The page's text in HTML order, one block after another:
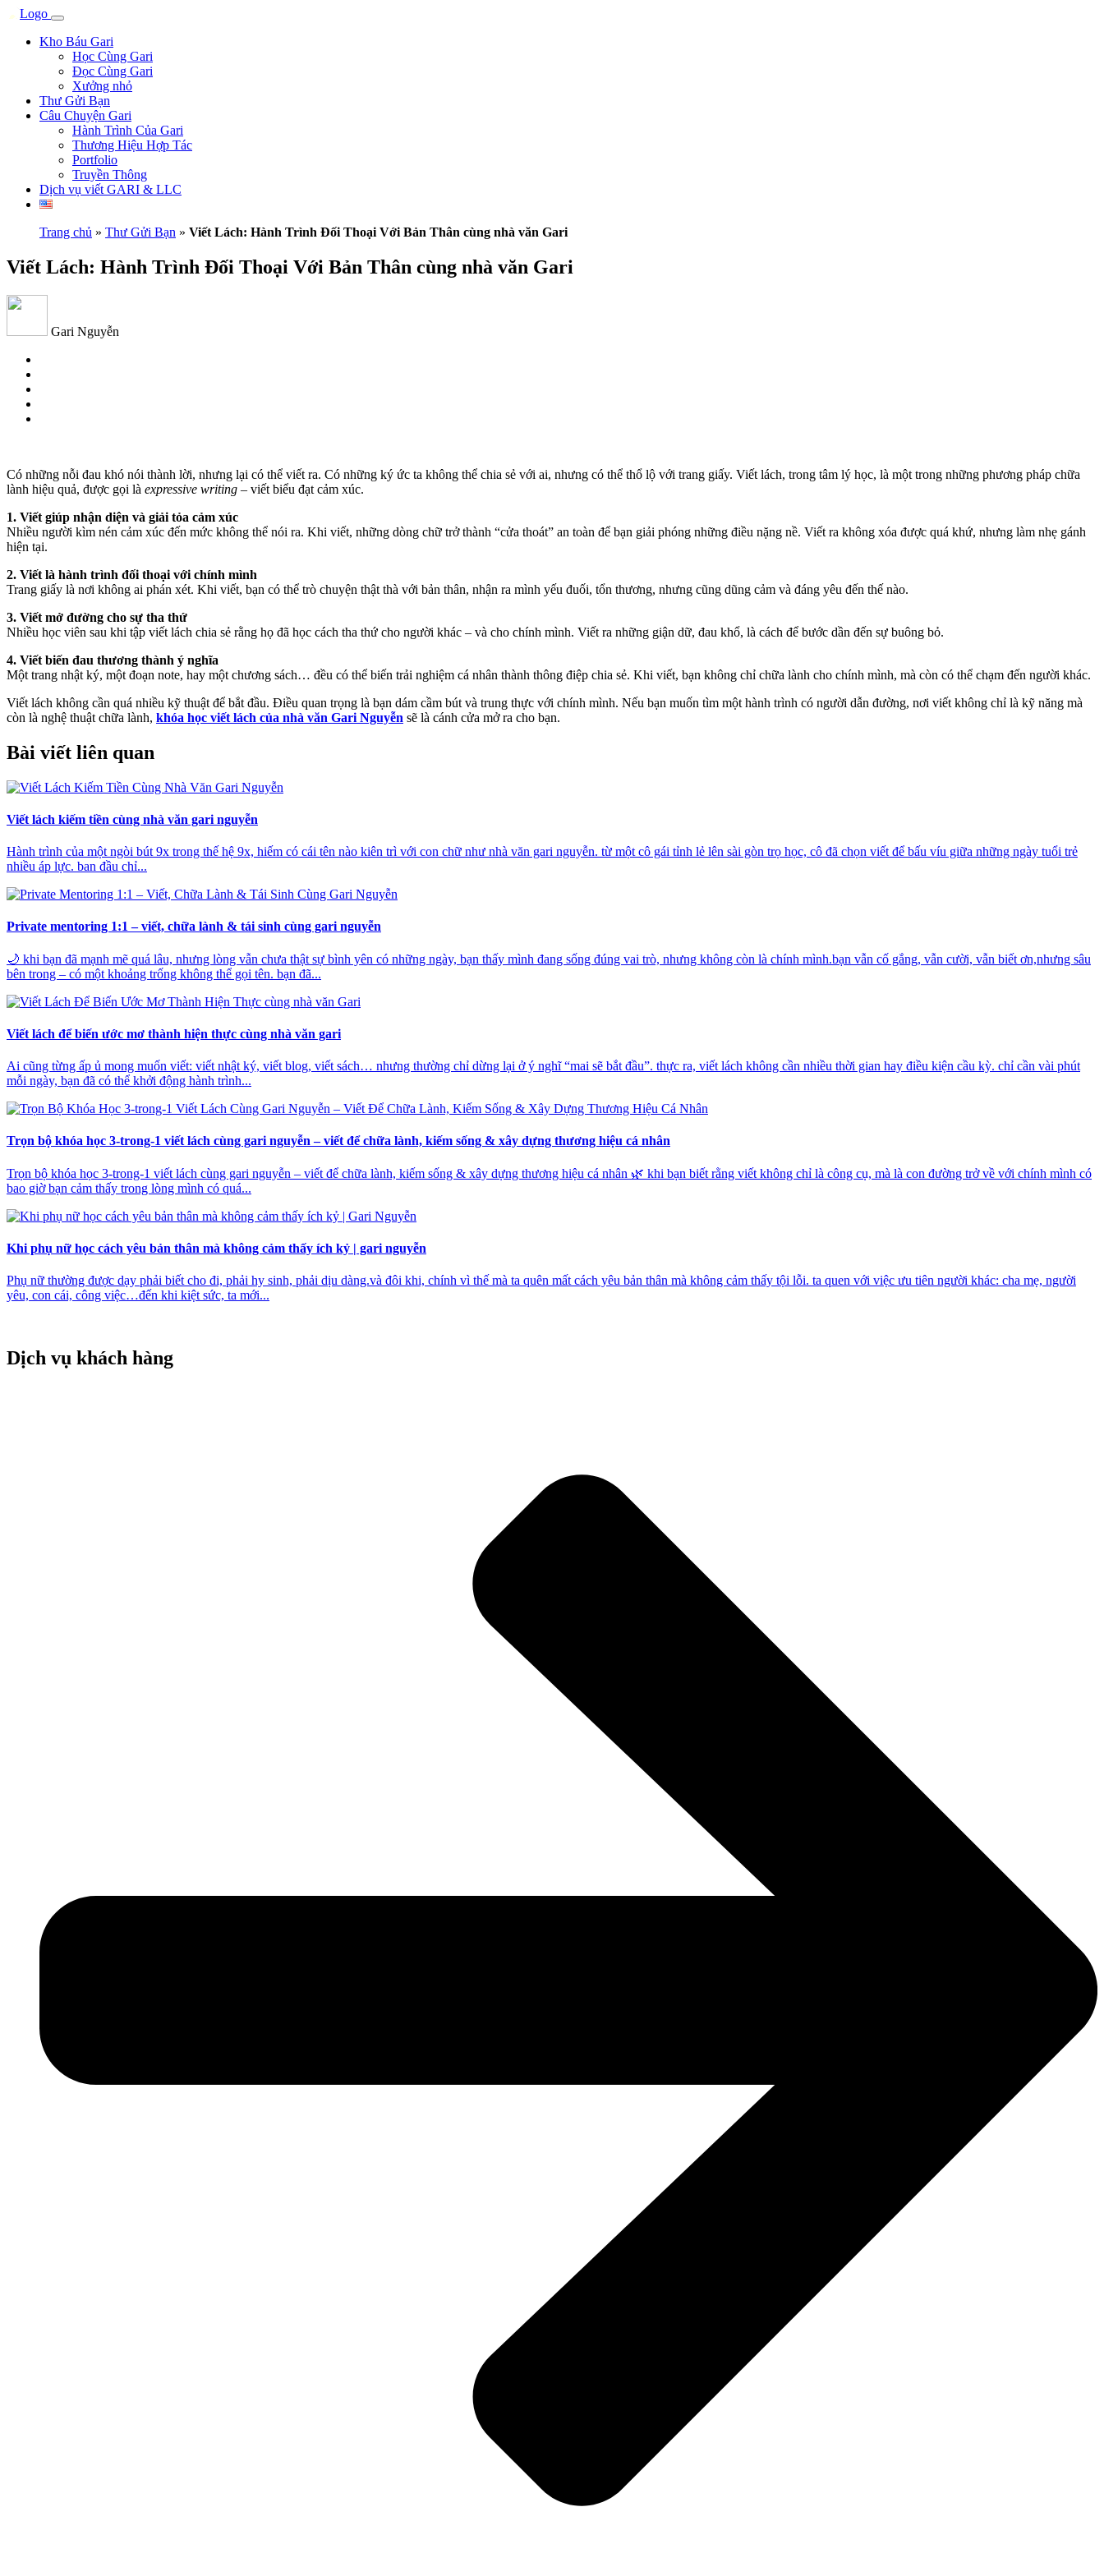
Kho Báu Gari
Học Cùng Gari
Đọc Cùng Gari
Xưởng nhỏ
Thư Gửi Bạn
Câu Chuyện Gari
Hành Trình Của Gari
Thương Hiệu Hợp Tác
Portfolio
Truyền Thông
Dịch vụ viết GARI & LLC
Trang chủ » Thư Gửi Bạn » Viết Lách: Hành Trình Đối Thoại Với Bản Thân cùng nhà văn Gari
Viết Lách: Hành Trình Đối Thoại Với Bản Thân cùng nhà văn Gari
Gari Nguyễn
Có những nỗi đau khó nói thành lời, nhưng lại có thể viết ra. Có những ký ức ta không thể chia sẻ với ai, nhưng có thể thổ lộ với trang giấy. Viết lách, trong tâm lý học, là một trong những phương pháp chữa
lành hiệu quả, được gọi là expressive writing – viết biểu đạt cảm xúc.
1. Viết giúp nhận diện và giải tỏa cảm xúc
Nhiều người kìm nén cảm xúc đến mức không thể nói ra. Khi viết, những dòng chữ trở thành “cửa thoát” an toàn để bạn giải phóng những điều nặng nề. Viết ra không xóa được quá khứ, nhưng làm nhẹ gánh
hiện tại.
2. Viết là hành trình đối thoại với chính mình
Trang giấy là nơi không ai phán xét. Khi viết, bạn có thể trò chuyện thật thà với bản thân, nhận ra mình yếu đuối, tổn thương, nhưng cũng dũng cảm và đáng yêu đến thế nào.
3. Viết mở đường cho sự tha thứ
Nhiều học viên sau khi tập viết lách chia sẻ rằng họ đã học cách tha thứ cho người khác – và cho chính mình. Viết ra những giận dữ, đau khổ, là cách để bước dần đến sự buông bỏ.
4. Viết biến đau thương thành ý nghĩa
Một trang nhật ký, một đoạn note, hay một chương sách… đều có thể biến trải nghiệm cá nhân thành thông điệp chia sẻ. Khi viết, bạn không chỉ chữa lành cho chính mình, mà còn có thể chạm đến người khác.
Viết lách không cần quá nhiều kỹ thuật để bắt đầu. Điều quan trọng là bạn dám cầm bút và trung thực với chính mình. Nếu bạn muốn tìm một hành trình có người dẫn đường, nơi viết không chỉ là kỹ năng mà
còn là nghệ thuật chữa lành, khóa học viết lách của nhà văn Gari Nguyễn sẽ là cánh cửa mở ra cho bạn.
Bài viết liên quan
Viết lách kiếm tiền cùng nhà văn gari nguyễn
Hành trình của một ngòi bút 9x trong thế hệ 9x, hiếm có cái tên nào kiên trì với con chữ như nhà văn gari nguyễn. từ một cô gái tỉnh lẻ lên sài gòn trọ học, cô đã chọn viết để bấu víu giữa những ngày tuổi trẻ
nhiều áp lực. ban đầu chỉ...
Private mentoring 1:1 – viết, chữa lành & tái sinh cùng gari nguyễn
🌙 khi bạn đã mạnh mẽ quá lâu, nhưng lòng vẫn chưa thật sự bình yên có những ngày, bạn thấy mình đang sống đúng vai trò, nhưng không còn là chính mình.bạn vẫn cố gắng, vẫn cười, vẫn biết ơn,nhưng sâu
bên trong – có một khoảng trống không thể gọi tên. bạn đã...
Viết lách để biến ước mơ thành hiện thực cùng nhà văn gari
Ai cũng từng ấp ủ mong muốn viết: viết nhật ký, viết blog, viết sách… nhưng thường chỉ dừng lại ở ý nghĩ “mai sẽ bắt đầu”. thực ra, viết lách không cần nhiều thời gian hay điều kiện cầu kỳ. chỉ cần vài phút
mỗi ngày, bạn đã có thể khởi động hành trình...
Trọn bộ khóa học 3-trong-1 viết lách cùng gari nguyễn – viết để chữa lành, kiếm sống & xây dựng thương hiệu cá nhân
Trọn bộ khóa học 3-trong-1 viết lách cùng gari nguyễn – viết để chữa lành, kiếm sống & xây dựng thương hiệu cá nhân 🌿 khi bạn biết rằng viết không chỉ là công cụ, mà là con đường trở về với chính mình có
bao giờ bạn cảm thấy trong lòng mình có quá...
Khi phụ nữ học cách yêu bản thân mà không cảm thấy ích kỷ | gari nguyễn
Phụ nữ thường được dạy phải biết cho đi, phải hy sinh, phải dịu dàng.và đôi khi, chính vì thế mà ta quên mất cách yêu bản thân mà không cảm thấy tội lỗi. ta quen với việc ưu tiên người khác: cha mẹ, người
yêu, con cái, công việc…đến khi kiệt sức, ta mới...
Dịch vụ khách hàng